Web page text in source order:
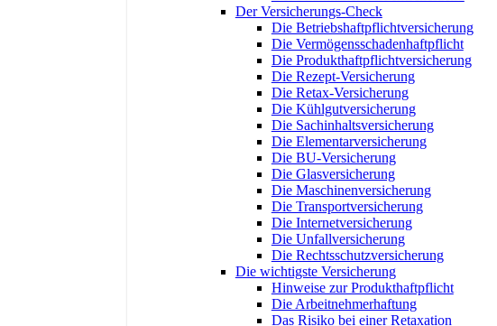
Der Versicherungs-Check
Die Betriebshaftpflichtversicherung
Die Vermögensschadenhaftpflicht
Die Produkthaftpflichtversicherung
Die Rezept-Versicherung
Die Retax-Versicherung
Die Kühlgutversicherung
Die Sachinhaltsversicherung
Die Elementarversicherung
Die BU-Versicherung
Die Glasversicherung
Die Maschinenversicherung
Die Transportversicherung
Die Internetversicherung
Die Unfallversicherung
Die Rechtsschutzversicherung
Die wichtigste Versicherung
Hinweise zur Produkthaftpflicht
Die Arbeitnehmerhaftung
Das Risiko bei einer Retaxation